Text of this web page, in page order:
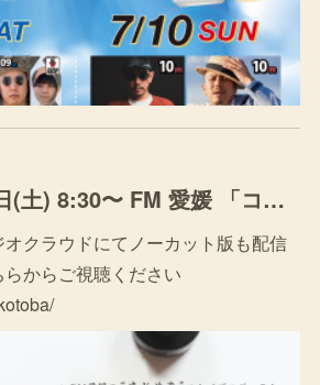
[RADIO]6月25日(土) 8:30〜 FM 愛媛 「コトバノまほう」
クラウドにてノーカット版も配信
からご視聴ください